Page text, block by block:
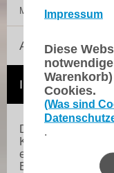
Impressum
Diese
Cookies.
(Was sind
Menge:
Auf die Merkliste
In den
Dieses Poster
Kreidezeit in
einzelenen Arten
Ernährung erklärt.